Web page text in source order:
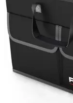
Ford